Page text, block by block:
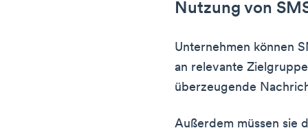
Nutzung von
Unternehmen können
an relevante
überzeugende
Außerdem müssen sie